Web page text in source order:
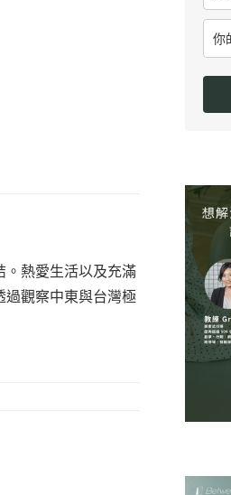
。熱愛生活以及充滿
過觀察中東與台灣極